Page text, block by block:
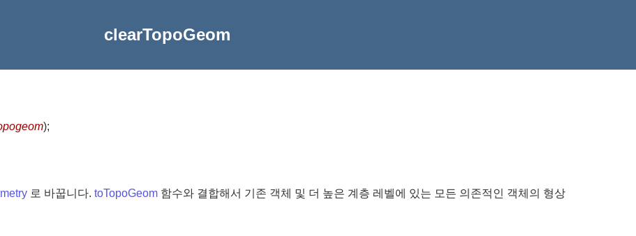
clearTopoGeom
);
로 바꿉니다. toTopoGeom 함수와 결합해서 기존 객체 및 더 높은 계층 레벨에 있는 모든 의존적인 객체의 형상